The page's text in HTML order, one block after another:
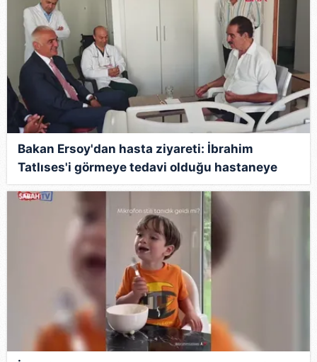
Bakan Ersoy'dan hasta ziyareti: İbrahim
Tatlıses'i görmeye tedavi olduğu hastaneye
gitti | Video